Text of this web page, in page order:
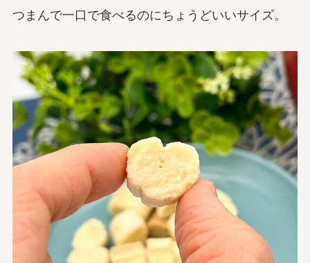
つまんで一口で食べるのにちょうどいいサイズ。